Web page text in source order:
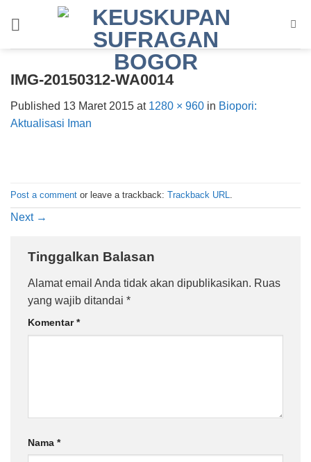
IMG-20150312-WA0014
Published 13 Maret 2015 at 1280 × 960 in Biopori:
Aktualisasi Iman
Post a comment or leave a trackback: Trackback URL
Next →
Tinggalkan Balasan
Alamat email Anda tidak akan dipublikasikan. Ruas
yang wajib ditandai *
Komentar*
Nama *